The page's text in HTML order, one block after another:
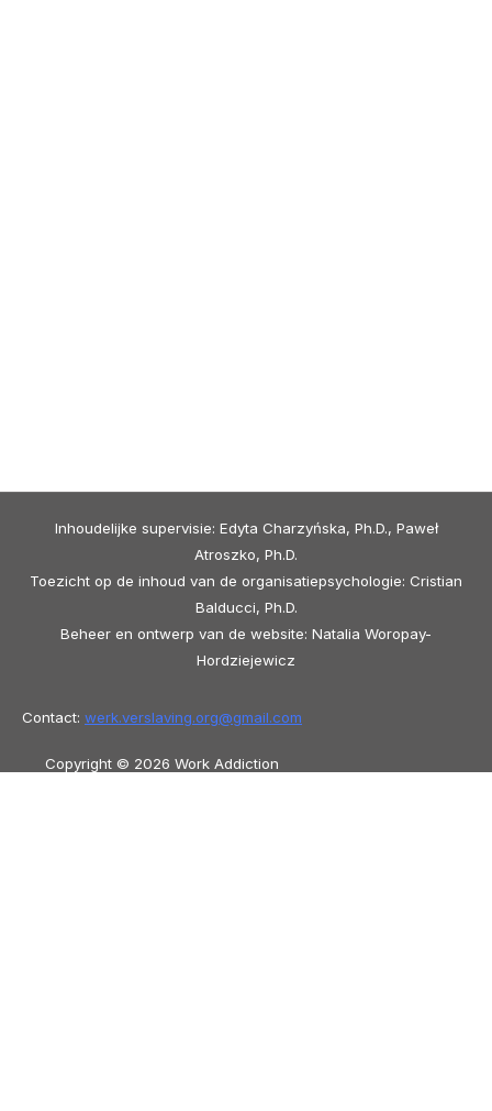
Inhoudelijke supervisie: Edyta Charzyńska, Ph.D., Paweł
Atroszko, Ph.D.
Toezicht op de inhoud van de organisatiepsychologie: Cristian
Balducci, Ph.D.
Beheer en ontwerp van de website: Natalia Woropay-
Hordziejewicz
Contact: werk.verslaving.org@gmail.com
Copyright © 2026 Work Addiction